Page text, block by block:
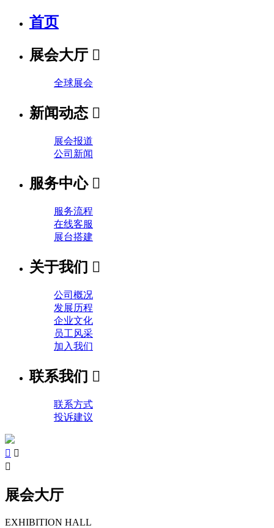
首页
展会大厅 
全球展会
新闻动态 
展会报道
公司新闻
服务中心 
服务流程
在线客服
展台搭建
关于我们 
公司概况
发展历程
企业文化
员工风采
加入我们
联系我们 
联系方式
投诉建议
 

展会大厅
EXHIBITION HALL